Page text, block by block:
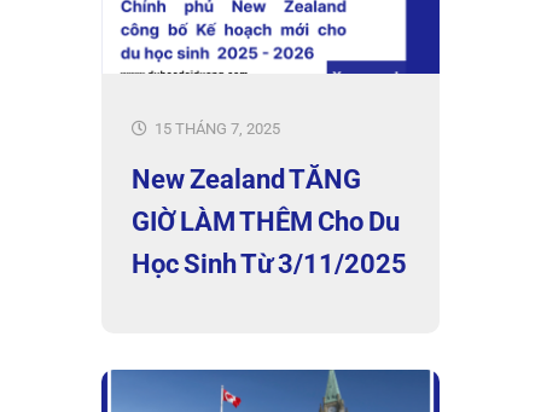
15 THÁNG 7, 2025
New Zealand TĂNG
GIỜ LÀM THÊM Cho Du
Học Sinh Từ 3/11/2025